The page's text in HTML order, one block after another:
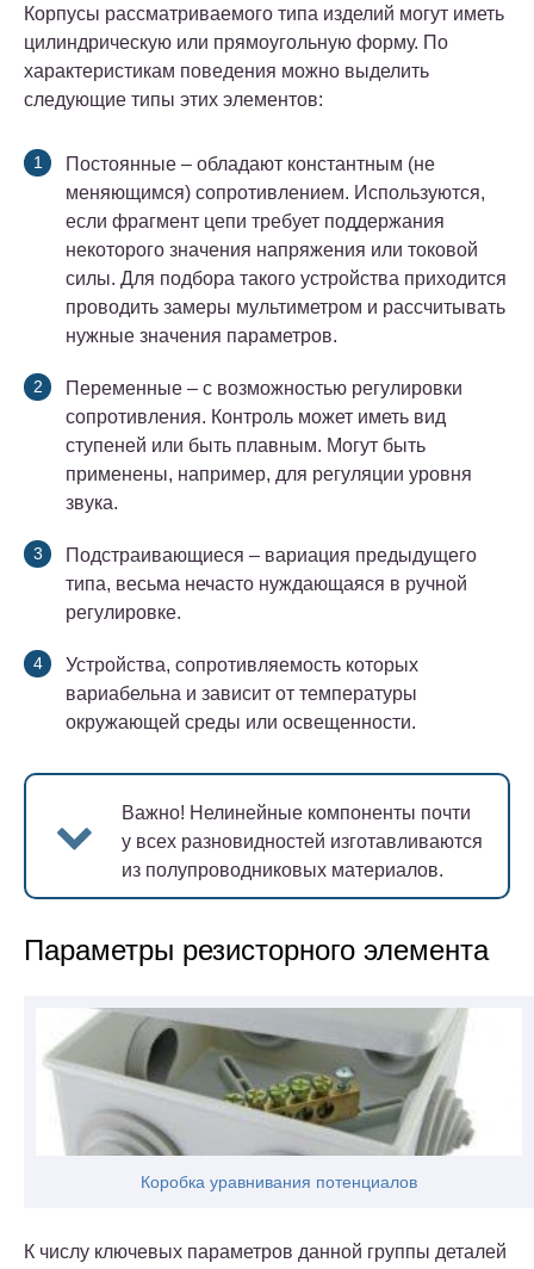
Корпусы рассматриваемого типа изделий могут иметь
цилиндрическую или прямоугольную форму. По
характеристикам поведения можно выделить
следующие типы этих элементов:
Постоянные – обладают константным (не
меняющимся) сопротивлением. Используются,
если фрагмент цепи требует поддержания
некоторого значения напряжения или токовой
силы. Для подбора такого устройства приходится
проводить замеры мультиметром и рассчитывать
нужные значения параметров.
Переменные – с возможностью регулировки
сопротивления. Контроль может иметь вид
ступеней или быть плавным. Могут быть
применены, например, для регуляции уровня
звука.
Подстраивающиеся – вариация предыдущего
типа, весьма нечасто нуждающаяся в ручной
регулировке.
Устройства, сопротивляемость которых
вариабельна и зависит от температуры
окружающей среды или освещенности.
Важно! Нелинейные компоненты почти
у всех разновидностей изготавливаются
из полупроводниковых материалов.
Параметры резисторного элемента
Коробка уравнивания потенциалов
К числу ключевых параметров данной группы деталей